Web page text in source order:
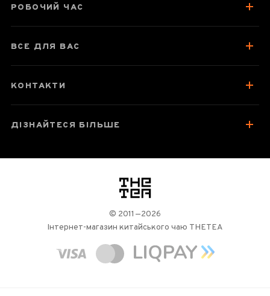
РОБОЧИЙ ЧАС
ВСЕ ДЛЯ ВАС
КОНТАКТИ
ДІЗНАЙТЕСЯ БІЛЬШЕ
логотип
© 2011—2026
Інтернет-магазин китайського чаю THETEA